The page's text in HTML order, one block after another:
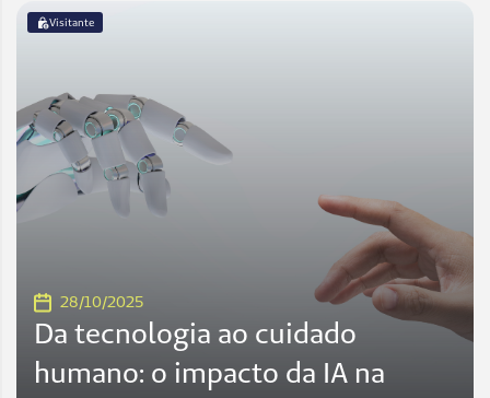
Visitante
28/10/2025
Da tecnologia ao cuidado
humano: o impacto da IA na